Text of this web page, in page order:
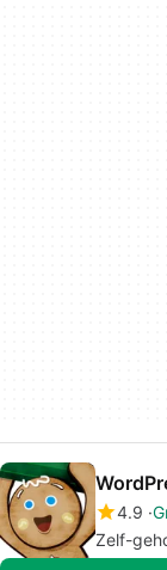
4.9
Zelf-